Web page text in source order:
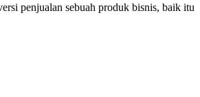
penjualan sebuah produk bisnis, baik itu